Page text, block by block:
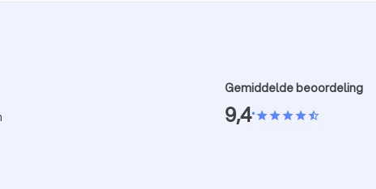
Gemiddelde beoordeling
9,4•starstarstarstarstar_half